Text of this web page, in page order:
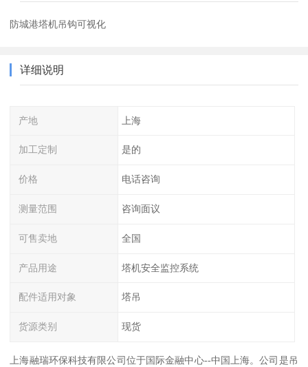
防城港塔机吊钩可视化
详细说明
产地 上海
加工定制 是的
价格 电话咨询
测量范围 咨询面议
可售卖地 全国
产品用途 塔机安全监控系统
配件适用对象 塔吊
货源类别 现货
上海融瑞环保科技有限公司位于国际金融中心--中国上海。公司是吊